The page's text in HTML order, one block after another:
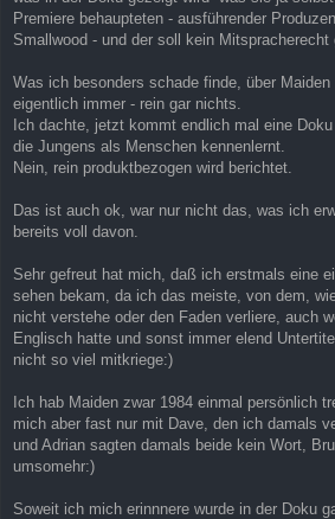
Premiere behaupteten - ausführender
Smallwood - und der soll kein Mitspracherecht
Was ich besonders schade finde, über
eigentlich immer - rein gar nichts.
Ich dachte, jetzt kommt endlich mal eine
die Jungens als Menschen kennenlernt.
Nein, rein produktbezogen wird berichtet.
Das ist auch ok, war nur nicht das, was ich
bereits voll davon.
Sehr gefreut hat mich, daß ich erstmals eine
sehen bekam, da ich das meiste, von dem,
nicht verstehe oder den Faden verliere, auch
Englisch hatte und sonst immer elend
nicht so viel mitkriege:)
Ich hab Maiden zwar 1984 einmal persönlich
mich aber fast nur mit Dave, den ich damals
und Adrian sagten damals beide kein Wort,
umsomehr:)
Soweit ich mich erinnnere wurde in der Doku